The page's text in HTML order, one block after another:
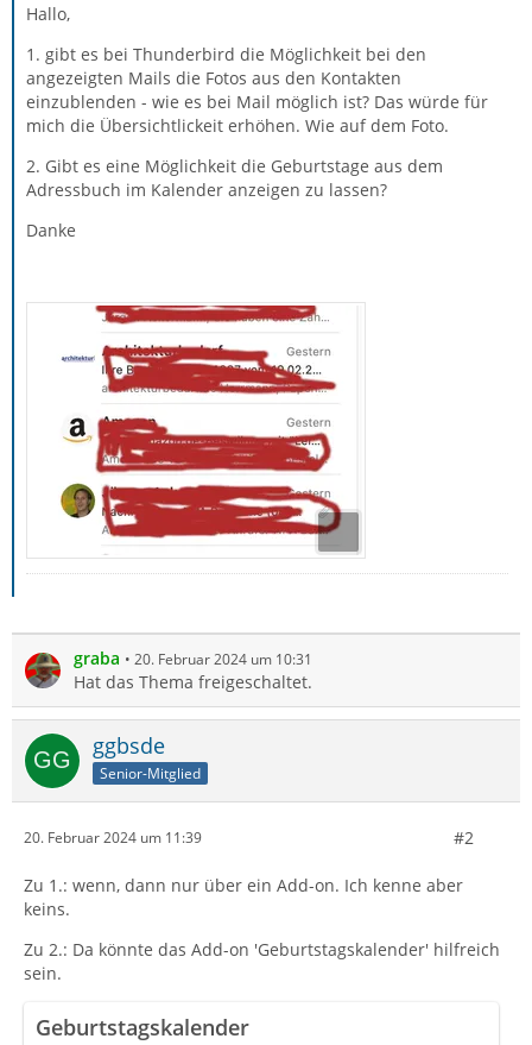
Hallo,
1. gibt es bei Thunderbird die Möglichkeit bei den
angezeigten Mails die Fotos aus den Kontakten
einzublenden - wie es bei Mail möglich ist? Das würde für
mich die Übersichtlickeit erhöhen. Wie auf dem Foto.
2. Gibt es eine Möglichkeit die Geburtstage aus dem
Adressbuch im Kalender anzeigen zu lassen?
Danke
graba 20. Februar 2024 um 10:31
Hat das Thema freigeschaltet.
ggbsde
Senior-Mitglied
20. Februar 2024 um 11:39 #2
Zu 1.: wenn, dann nur über ein Add-on. Ich kenne aber
keins.
Zu 2.: Da könnte das Add-on 'Geburtstagskalender' hilfreich
sein.
Geburtstagskalender